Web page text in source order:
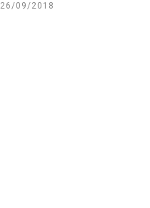
26/09/2018